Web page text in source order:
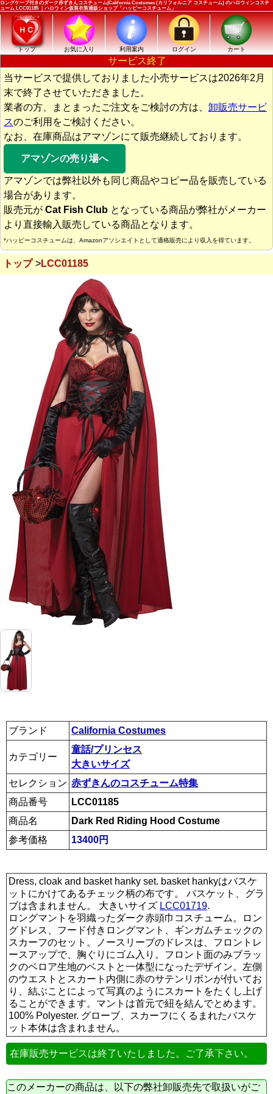
ロングケープ付きのダーク赤ずきんコスチューム|California Costumes (カリフォルニア コスチューム) のハロウィンコスチ
ューム LCC01185 ｜ハロウィン仮装衣装通販ショップ「ハッピーコスチューム」
トップ お気に入り 利用案内 ログイン カート
サービス終了
当サービスで提供しておりました小売サービスは2026年2月
末で終了させていただきました。
業者の方、まとまったご注文をご検討の方は、 卸販売サービ
スのご利用をご検討ください。
なお、在庫商品はアマゾンにて販売継続しております。
アマゾンの売り場へ
アマゾンでは弊社以外も同じ商品やコピー品を販売している
場合があります。
販売元が Cat Fish Club となっている商品が弊社がメーカー
より直接輸入販売している商品となります。
*ハッピーコスチュームは、Amazonアソシエイトとして適格販売により収入を得ています。
トップ LCC01185
ブランド California Costumes
カテゴリー
童話/プリンセス
大きいサイズ
セレクション 赤ずきんのコスチューム特集
商品番号
LCC01185
商品名
Dark Red Riding Hood Costume
参考価格
13400円
Dress, cloak and basket hanky set. basket hankyはバスケ
ットにかけてあるチェック柄の布です。 バスケット、グラ
ブは含まれません。 大きいサイズ LCC01719.
ロングマントを羽織ったダーク赤頭巾コスチューム。ロン
グドレス、フード付きロングマント、ギンガムチェックの
スカーフのセット。ノースリーブのドレスは、フロントレ
ースアップで、胸ぐりにゴム入り。フロント面のみブラッ
クのベロア生地のベストと一体型になったデザイン。左側
のウエストとスカート内側に赤のサテンリボンが付いてお
り、結ぶことによって写真のようにスカートをたくし上げ
ることができます。マントは首元で紐を結んでとめます。
100% Polyester. グローブ、スカーフにくるまれたバスケ
ット本体は含まれません。
在庫販売サービスは終了いたしました。ご了承下さい。
このメーカーの商品は、以下の弊社卸販売先で取扱いがご